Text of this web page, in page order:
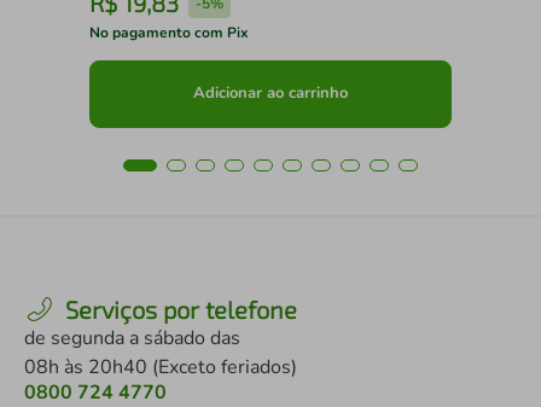
No pagamento com Pix
Adicionar ao carrinho
Serviços por telefone
de segunda a sábado das
08h às 20h40 (Exceto feriados)
0800 724 4770